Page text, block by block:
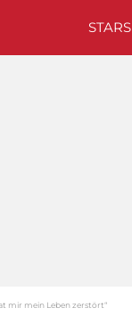
STARS
mir mein Leben zerstört“